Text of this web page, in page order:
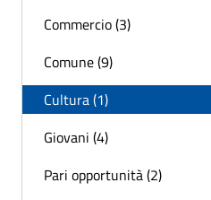
Commercio (3)
Comune (9)
Cultura (1)
Giovani (4)
Pari opportunità (2)